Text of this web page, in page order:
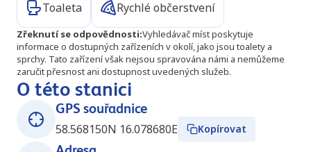
Toaleta Rychlé občerstvení
Zřeknutí se odpovědnosti:Vyhledávač míst poskytuje
informace o dostupných zařízeních v okolí, jako jsou toalety a
sprchy. Tato zařízení však nejsou spravována námi a nemůžeme
zaručit přesnost ani dostupnost uvedených služeb.
O této stanici
GPS souřadnice
58.568150N 16.078680E
Kopírovat